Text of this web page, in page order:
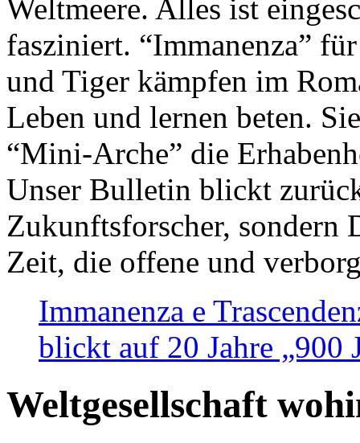
Weltmeere. Alles ist
fasziniert. “Immanenza”
und Tiger kämpfen im
Leben und lernen beten.
“Mini-Arche” die
Unser Bulletin blickt
Zukunftsforscher, sondern
Zeit, die offene und
Immanenza e
blickt auf 20 Jahre „900
Weltgesellschaft